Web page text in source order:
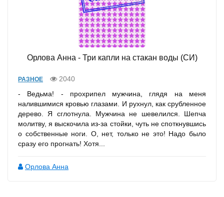
Орлова Анна - Три капли на стакан воды (СИ)
РАЗНОЕ
2040
- Ведьма! - прохрипел мужчина, глядя на меня
налившимися кровью глазами. И рухнул, как срубленное
дерево. Я сглотнула. Мужчина не шевелился. Шепча
молитву, я выскочила из-за стойки, чуть не споткнувшись
о собственные ноги. О, нет, только не это! Надо было
сразу его прогнать! Хотя...
Орлова Анна